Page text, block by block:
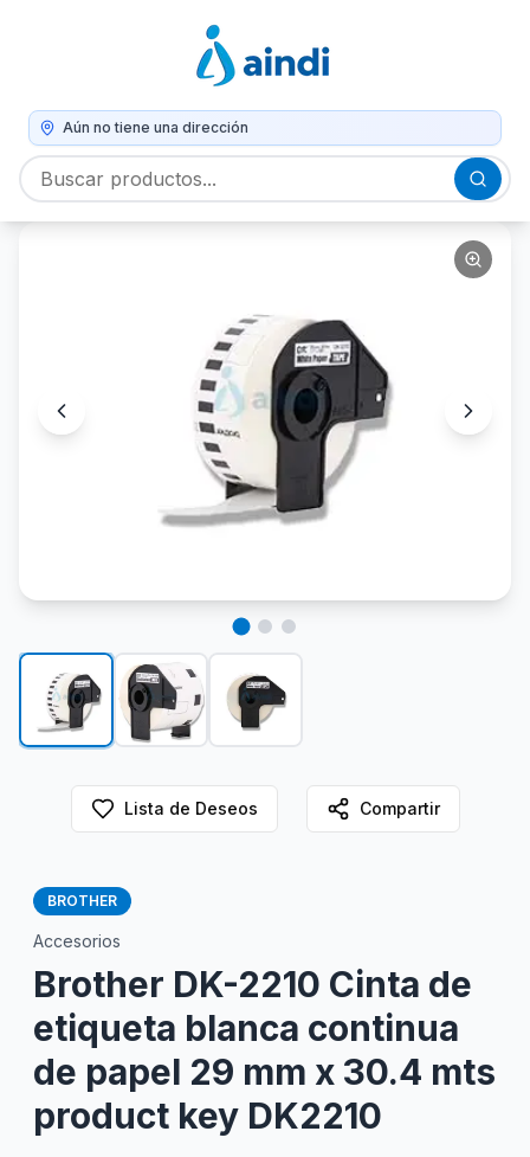
Aún no tiene una dirección
Lista de Deseos Compartir
BROTHER
Accesorios
Brother DK-2210 Cinta de
etiqueta blanca continua
de papel 29 mm x 30.4 mts
product key DK2210